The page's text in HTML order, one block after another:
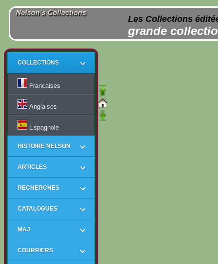
Les Collections
grande
COLLECTIONS
Françaises
Anglaises
Espagnole
HISTOIRE NELSON
ARTICLES
RECHERCHES
CATALOGUES
MAJ
COURRIERS